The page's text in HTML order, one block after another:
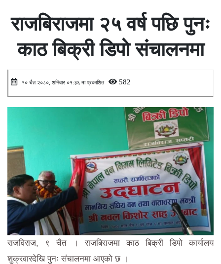
राजबिराजमा २५ वर्ष पछि पुनः
काठ बिक्री डिपो संचालनमा
१० चैत २०८०, शनिवार ०१:३६ मा प्रकाशित 582
राजविराज, ९ चैत । राजबिराजमा काठ बिक्री डिपो कार्यालय
शुक्रवारदेखि पुनः संचालनमा आएको छ ।